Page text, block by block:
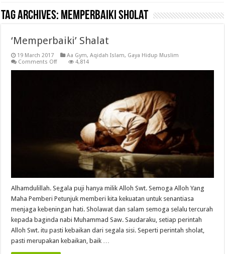
Tag Archives: memperbaiki sholat
‘Memperbaiki’ Shalat
19 March 2017 Aa Gym,Aqidah Islam, Gaya Hidup Muslim
Comments Offon
4,814
Alhamdulillah. Segala puji hanya milik Alloh Swt. Semoga Alloh Yang
Maha Pemberi Petunjuk memberi kita kekuatan untuk senantiasa
menjaga kebeningan hati. Sholawat dan salam semoga selalu tercurah
kepada baginda nabi Muhammad Saw. Saudaraku, setiap perintah
Alloh Swt. itu pasti kebaikan dari segala sisi. Seperti perintah sholat,
pasti merupakan kebaikan, baik …